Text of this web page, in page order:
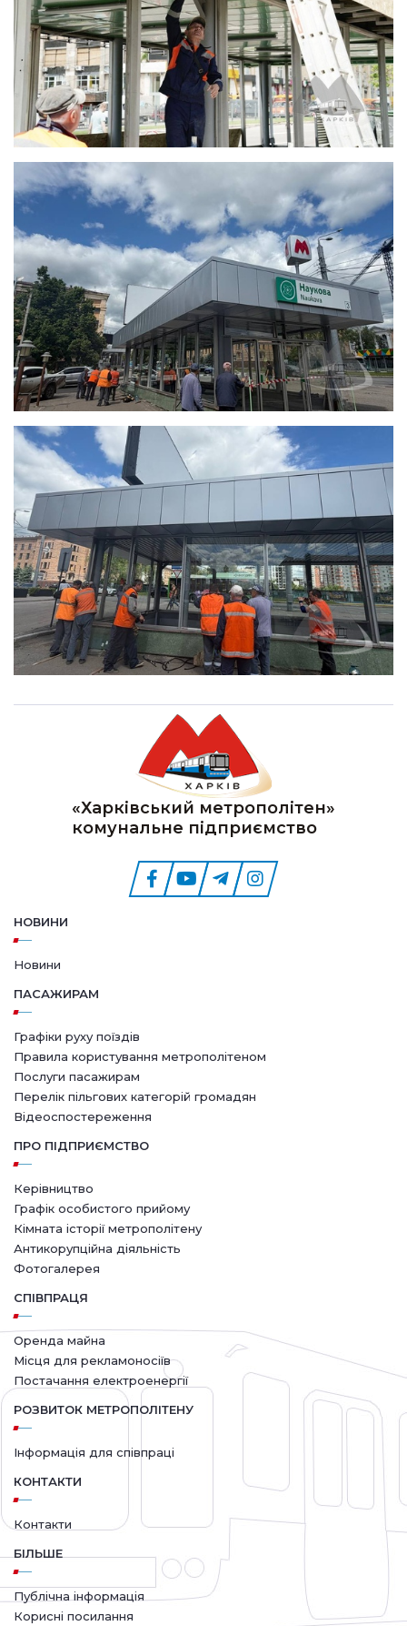
«Харківський метрополітен»
комунальне підприємство
НОВИНИ
Новини
ПАСАЖИРАМ
Графіки руху поїздів
Правила користування метрополітеном
Послуги пасажирам
Перелік пільгових категорій громадян
Відеоспостереження
ПРО ПІДПРИЄМСТВО
Керівництво
Графік особистого прийому
Кімната історії метрополітену
Антикорупційна діяльність
Фотогалерея
СПІВПРАЦЯ
Оренда майна
Місця для рекламоносіїв
Постачання електроенергії
РОЗВИТОК МЕТРОПОЛІТЕНУ
Інформація для співпраці
КОНТАКТИ
Контакти
БІЛЬШЕ
Публічна інформація
Корисні посилання